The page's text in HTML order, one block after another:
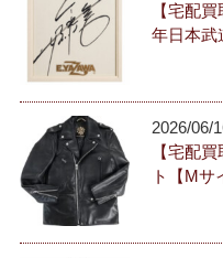
【宅配
年日本武
2026/06/
【宅配
ト【Mサ